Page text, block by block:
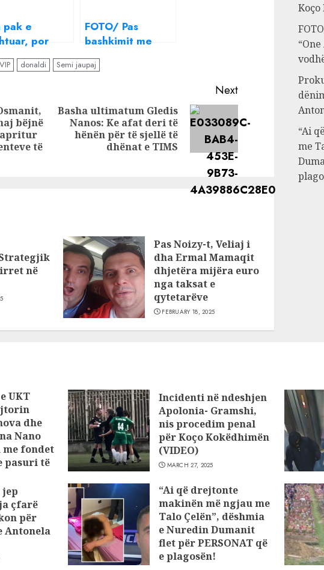
pak e
por
ta ndaja
moment me
për disa
FOTO/ Pas
bashkimit me
Borën, Donaldi
shfaqet dhe krah
donaldi Semi jaupaj
Previous
bëjnë
të
Next
Next
post:
Basha ultimatum Gledis
Nanos: Ke afat deri të
hënën për të sjellë të
dhënat e TIMS
në
Pas Noizy-t, Veliaj i
dha Ermal Mamaqit
dhjetëra mijëra euro
nga taksat e
qytetarëve
FEBRUARY 18, 2025
Koço
“Ai
me
UKT
dhe
Nano
fondet
pasuri të
Incidenti në ndeshjen
Apolonia- Gramshi,
nis procedim penal
për Koço Kokëdhimën
(VIDEO)
MARCH 27, 2025
çfarë
për
Antonela
“Ai që drejtonte
makinën më ngjau me
Talo Çelën”, dëshmia
e Nuredin Dumanit
flet për PERSONAT që
e plagosën!